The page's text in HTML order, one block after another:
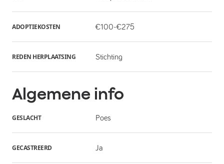
ADOPTIEKOSTEN €100-€275
REDEN HERPLAATSING Stichting
Algemene info
GESLACHT Poes
GECASTREERD Ja